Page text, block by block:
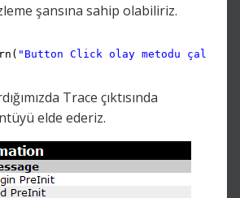
şansına sahip olabiliriz.
"Button Click olay metodu
Trace çıktısında
elde ederiz.